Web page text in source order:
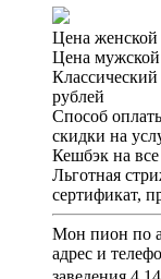
Цена женской
Цена мужской
рублей
Способ
скидки на
Кешбэк на
Льготная
сертификат,
Мон пион по
адрес и